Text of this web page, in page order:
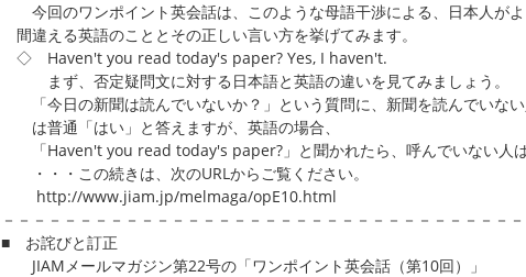
今回のワンポイント英会話は、このような母語干渉による、日本人が
間違える英語のこととその正しい言い方を挙げてみます。
◇ Haven't you read today's paper? Yes, I haven't.
まず、否定疑問文に対する日本語と英語の違いを見てみましょう。
「今日の新聞は読んでいないか？」という質問に、新聞を読んでいな
は普通「はい」と答えますが、英語の場合、
「Haven't you read today's paper?」と聞かれたら、呼んでいない人
・・・この続きは、次のURLからご覧ください。
http://www.jiam.jp/melmaga/opE10.html
－－－－－－－－－－－－－－－－－－－－－－－－－－－－－－－－－
■ お詫びと訂正
JIAMメールマガジン第22号の「ワンポイント英会話（第10回）」